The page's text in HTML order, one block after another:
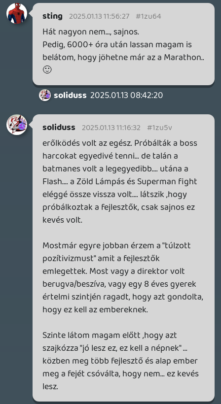
meg infamous cuccok esnek kb minden
1,5. küldetés során.
soliduss 2025.01.13 08:22:07 #1zu5e
73% story progression... fűbe harapott
superman.. a harc már untat és kb zero
kihívás van benne. az ,hogy valami 1500
vagy 1800 sebez kb semmi értelme... most
jön szerintem az endgame... nem tudom,
A karakterek és az átvezetők nagyon jók...
de a többi olyan mint egy átmulatott
éjszaka... lassan indul be... vannak nagyon
jó pillanatai... de közelít a szörnyű másnak
és az utolsó feleseket már nagyon nagyon
nem kívánod 😃
2025.01.06 14:15:47#1ztij
Év csalódása szerintem is oké... de mint az
év legrosszabb játéka az tényleg erős.
lapaca 2025.01.05 13:15:12 #1ztgs
Dehogy fognak. Majd szépen (szokás
szerint) 5 perc után meglesz a konklúzió,
hogy "de jó, hogy ezért nem adtam pénzt"
majd megy is rá az uninstall. Mert a
kismilliomodik ow, looter shooter, meg
Batman-t.
Pedig alapvetően rendben van. Sőt. Látszik
rajta a beletett idő (oké, nem 10 év, de nem
is 1) pénz, és hogy nem egy nímand csapat
munkája. Ez bizony teljesen objektíven,
minőségre a játékok felső harmada.
Lehet nem szeretni, vagy csalódásként
tekinteni rá.